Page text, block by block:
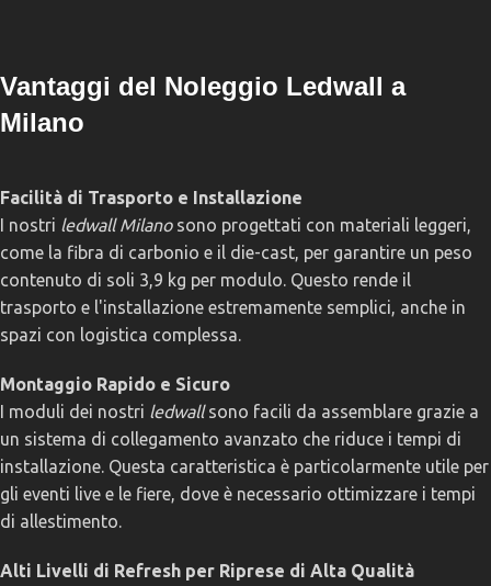
Vantaggi del Noleggio Ledwall a
Milano
Facilità di Trasporto e Installazione
I nostri ledwall Milanosono progettati con materiali leggeri,
come la fibra di carbonio e il die-cast, per garantire un peso
contenuto di soli 3,9 kg per modulo. Questo rende il
trasporto e l'installazione estremamente semplici, anche in
spazi con logistica complessa.
Montaggio Rapido e Sicuro
I moduli dei nostri ledwallsono facili da assemblare grazie a
un sistema di collegamento avanzato che riduce i tempi di
installazione. Questa caratteristica è particolarmente utile per
gli eventi live e le fiere, dove è necessario ottimizzare i tempi
di allestimento.
Alti Livelli di Refresh per Riprese di Alta Qualità